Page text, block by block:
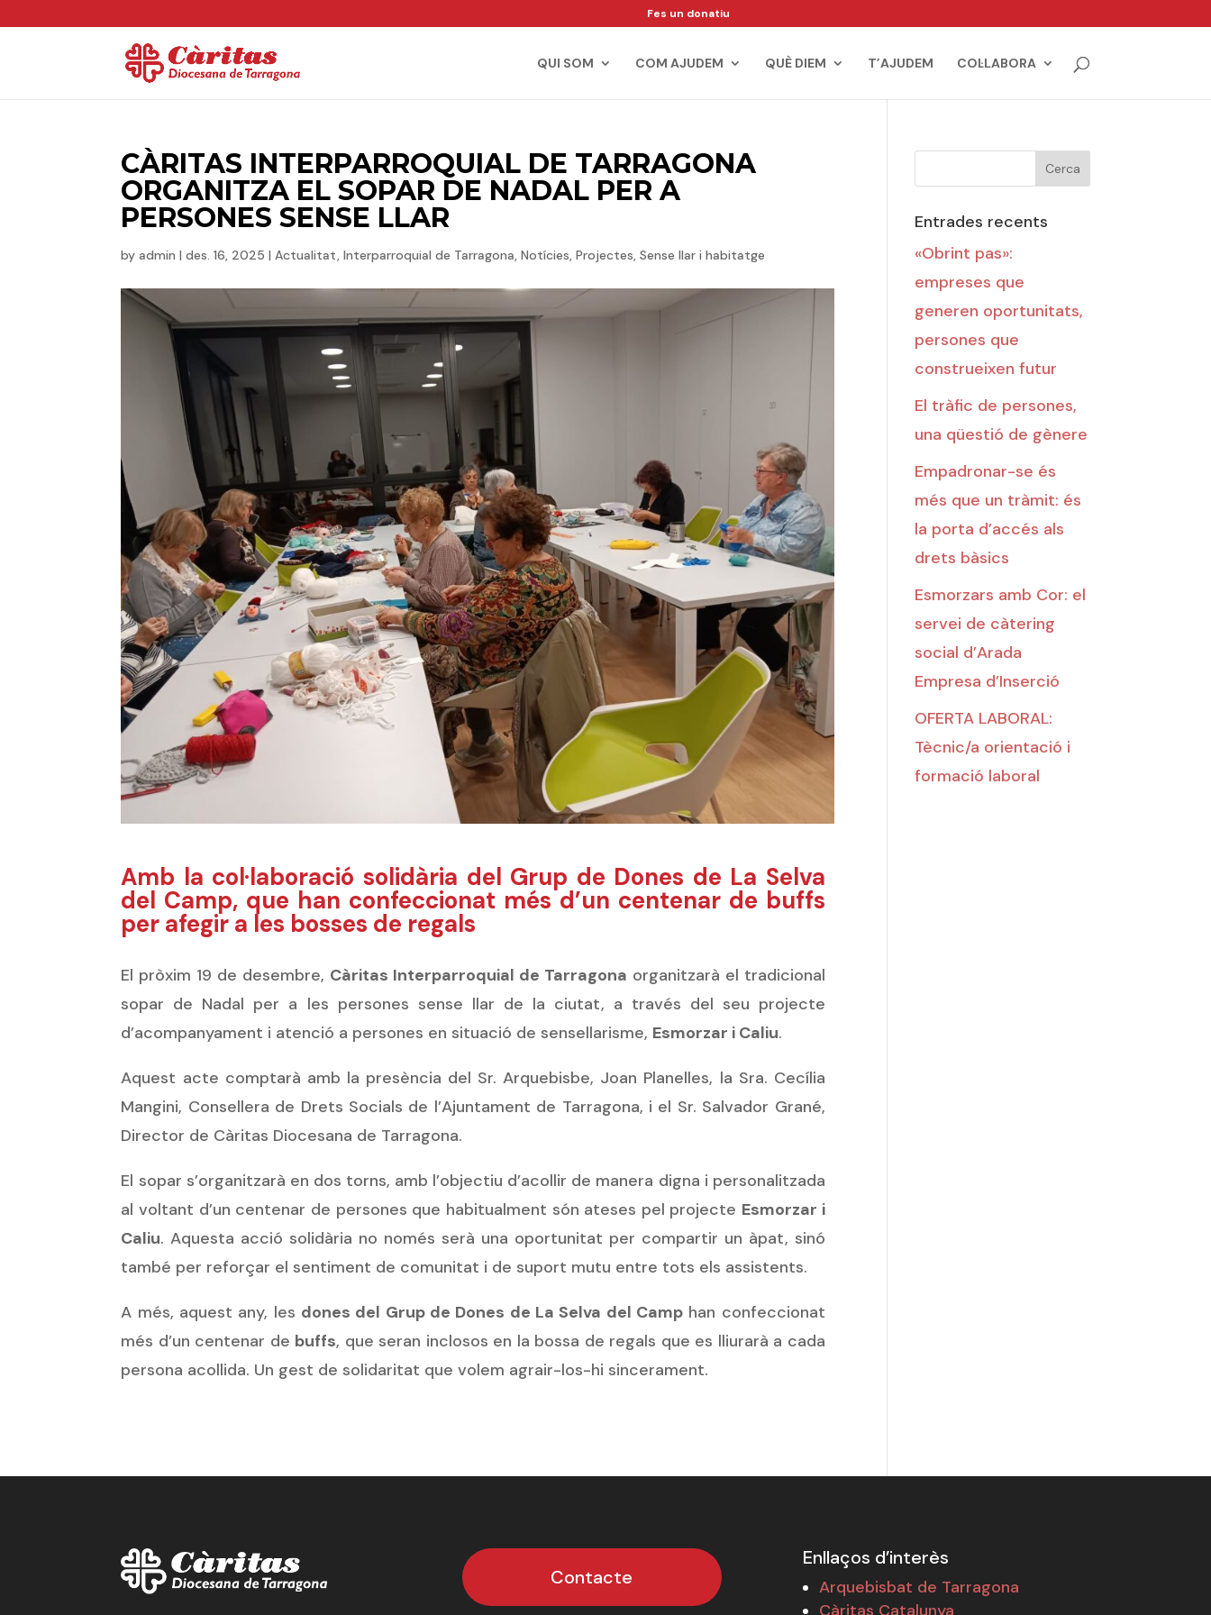
Fes un donatiu
QUI SOM COM AJUDEM QUÈ DIEM T’AJUDEM COL·LABORA
CÀRITAS INTERPARROQUIAL DE TARRAGONA
ORGANITZA EL SOPAR DE NADAL PER A
PERSONES SENSE LLAR
byadmin |des. 16, 2025 |Actualitat,Interparroquial de Tarragona,Notícies,Projectes,Sense llar i habitatge
Amb la col·laboració solidària del Grup de Dones de La Selva
del Camp, que han confeccionat més d’un centenar de buffs
per afegir a les bosses de regals
El pròxim 19 de desembre, Càritas Interparroquial de Tarragona organitzarà el tradicional
sopar de Nadal per a les persones sense llar de la ciutat, a través del seu projecte
d’acompanyament i atenció a persones en situació de sensellarisme, Esmorzar i Caliu.
Aquest acte comptarà amb la presència del Sr. Arquebisbe, Joan Planelles, la Sra. Cecília
Mangini, Consellera de Drets Socials de l’Ajuntament de Tarragona, i el Sr. Salvador Grané,
Director de Càritas Diocesana de Tarragona.
El sopar s’organitzarà en dos torns, amb l’objectiu d’acollir de manera digna i personalitzada
al voltant d’un centenar de persones que habitualment són ateses pel projecte Esmorzar i
Caliu. Aquesta acció solidària no només serà una oportunitat per compartir un àpat, sinó
també per reforçar el sentiment de comunitat i de suport mutu entre tots els assistents.
A més, aquest any, les dones del Grup de Dones de La Selva del Camp han confeccionat
més d’un centenar de buffs, que seran inclosos en la bossa de regals que es lliurarà a cada
persona acollida. Un gest de solidaritat que volem agrair-los-hi sincerament.
Entrades recents
«Obrint pas»:
empreses que
generen oportunitats,
persones que
construeixen futur
El tràfic de persones,
una qüestió de gènere
Empadronar-se és
més que un tràmit: és
la porta d’accés als
drets bàsics
Esmorzars amb Cor: el
servei de càtering
social d’Arada
Empresa d’Inserció
OFERTA LABORAL:
Tècnic/a orientació i
formació laboral
Contacte
Enllaços d’interès
Arquebisbat de Tarragona
Càritas Catalunya